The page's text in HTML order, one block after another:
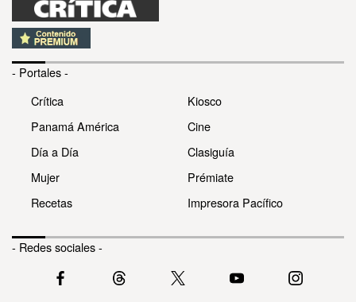
- Portales -
Crítica
Panamá América
Día a Día
Mujer
Recetas
Kiosco
Cine
Clasiguía
Prémiate
Impresora Pacífico
- Redes sociales -